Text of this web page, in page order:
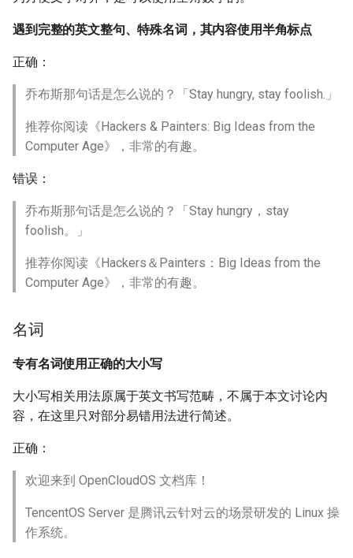
遇到完整的英文整句、特殊名词，其内容使用半角标点
正确：
乔布斯那句话是怎么说的？「Stay hungry, stay foolish.」
推荐你阅读《Hackers & Painters: Big Ideas from the
Computer Age》，非常的有趣。
错误：
乔布斯那句话是怎么说的？「Stay hungry，stay
foolish。」
推荐你阅读《Hackers＆Painters：Big Ideas from the
Computer Age》，非常的有趣。
名词
专有名词使用正确的大小写
大小写相关用法原属于英文书写范畴，不属于本文讨论内
容，在这里只对部分易错用法进行简述。
正确：
欢迎来到 OpenCloudOS 文档库！
TencentOS Server 是腾讯云针对云的场景研发的 Linux 操
作系统。